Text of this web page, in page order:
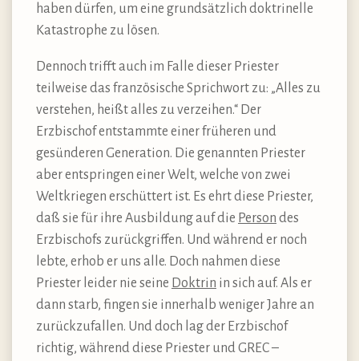
haben dürfen, um eine grundsätzlich doktrinelle
Katastrophe zu lösen.
Dennoch trifft auch im Falle dieser Priester
teilweise das französische Sprichwort zu: „Alles zu
verstehen, heißt alles zu verzeihen.“ Der
Erzbischof entstammte einer früheren und
gesünderen Generation. Die genannten Priester
aber entspringen einer Welt, welche von zwei
Weltkriegen erschüttert ist. Es ehrt diese Priester,
daß sie für ihre Ausbildung auf die Person des
Erzbischofs zurückgriffen. Und während er noch
lebte, erhob er uns alle. Doch nahmen diese
Priester leider nie seine Doktrin in sich auf. Als er
dann starb, fingen sie innerhalb weniger Jahre an
zurückzufallen. Und doch lag der Erzbischof
richtig, während diese Priester und GREC –